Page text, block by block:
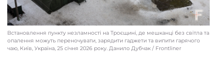
Встановлення пункту незламності на Троєщині, де мешканці без світла та
опалення можуть переночувати, зарядити гаджети та випити гарячого
чаю, Київ, Україна, 25 січня 2026 року. Данило Дубчак / Frontliner